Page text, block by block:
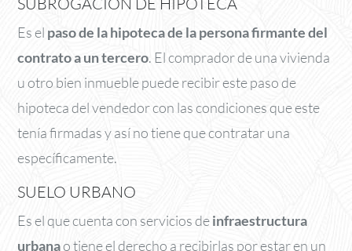
Es el paso de la hipoteca de la persona firmante del
contrato a un tercero. El comprador de una vivienda
u otro bien inmueble puede recibir este paso de
hipoteca del vendedor con las condiciones que este
tenía firmadas y así no tiene que contratar una
específicamente.
SUELO URBANO
Es el que cuenta con servicios deinfraestructura
urbanao tiene el derecho a recibirlas por estar en un